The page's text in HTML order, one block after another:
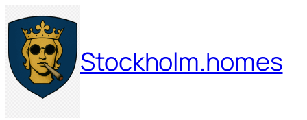
Hoppa
till
innehåll
Stockholm.homes